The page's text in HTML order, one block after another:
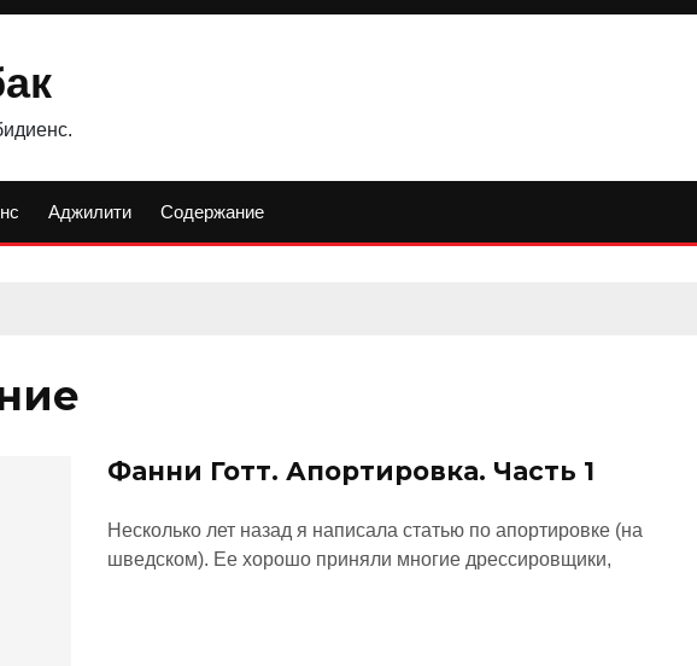
Aджилити Содержание
Фанни Готт. Апортировка. Часть 1
Несколько лет назад я написала статью по апортировке (на
шведском). Ее хорошо приняли многие дрессировщики,